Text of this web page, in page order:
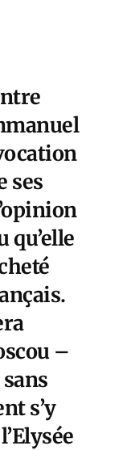
ses
qu’elle
–
s’y